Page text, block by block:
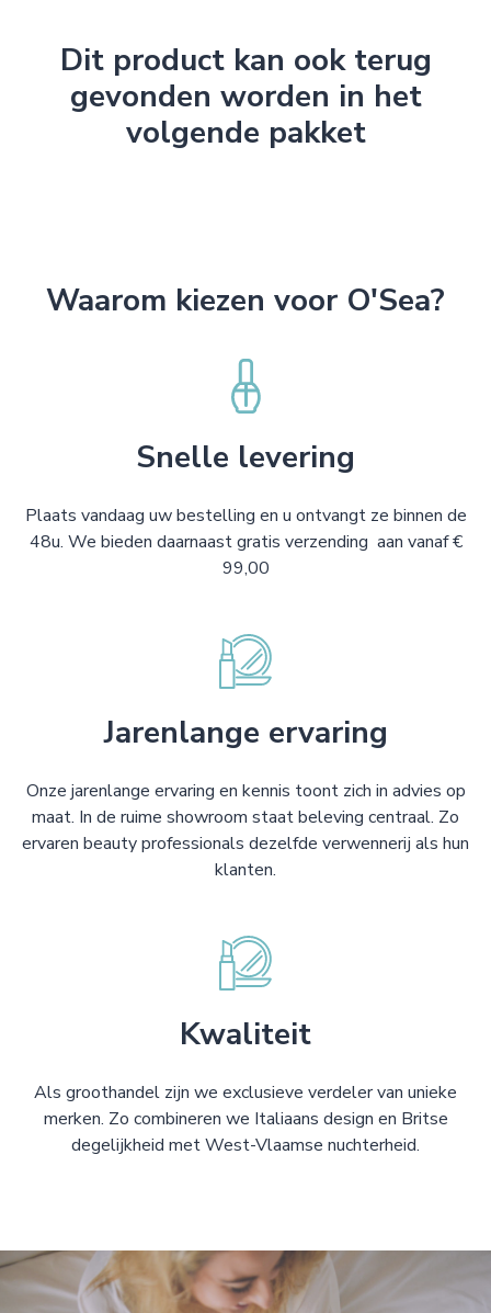
Dit product kan ook terug
gevonden worden in het
volgende pakket
Waarom kiezen voor O'Sea?
Snelle levering
Plaats vandaag uw bestelling en u ontvangt ze binnen de
48u. We bieden daarnaast gratis verzending aan vanaf €
99,00
Jarenlange ervaring
Onze jarenlange ervaring en kennis toont zich in advies op
maat. In de ruime showroom staat beleving centraal. Zo
ervaren beauty professionals dezelfde verwennerij als hun
klanten.
Kwaliteit
Als groothandel zijn we exclusieve verdeler van unieke
merken. Zo combineren we Italiaans design en Britse
degelijkheid met West-Vlaamse nuchterheid.